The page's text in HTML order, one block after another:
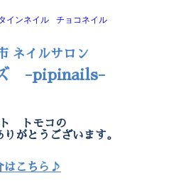
インネイル チョコネイル
ネイルサロン
ズ -pipinails-
トモコの
がとうございます。
はこちら♪